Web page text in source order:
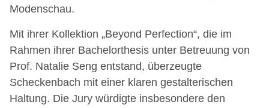
Modenschau.
Mit ihrer Kollektion „Beyond Perfection“, die im
Rahmen ihrer Bachelorthesis unter Betreuung von
Prof. Natalie Seng entstand, überzeugte
Scheckenbach mit einer klaren gestalterischen
Haltung. Die Jury würdigte insbesondere den